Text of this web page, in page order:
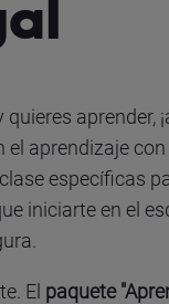
aprender,
el aprendizaje
específicas
iniciarte en el
El paquete